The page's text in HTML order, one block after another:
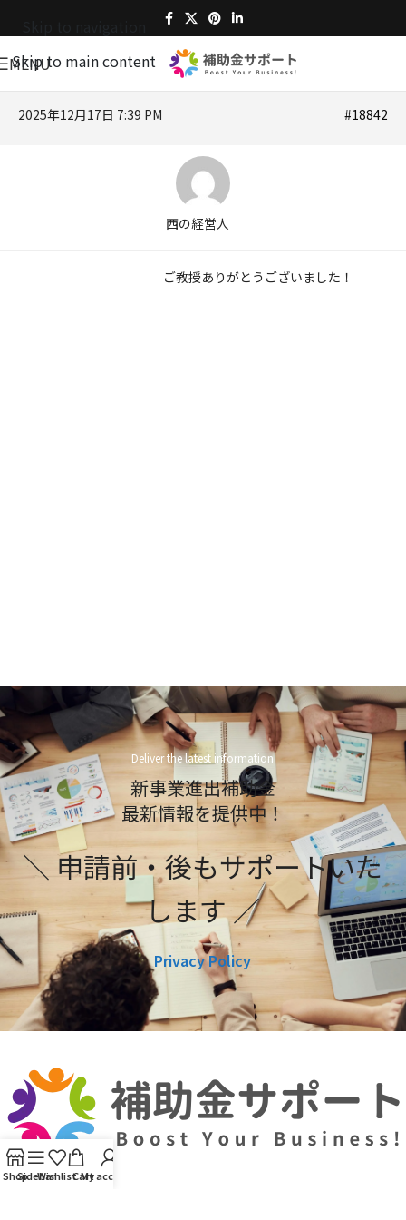
Skip to main content
MENU
2025年12月17日 7:39 PM #18842
西の経営人
ご教授ありがとうございました！
Deliver the latest information
新事業進出補助金
最新情報を提供中！
＼ 申請前・後もサポートいた
します ／
Privacy Policy
ShopSidebarWishlistCart
My account